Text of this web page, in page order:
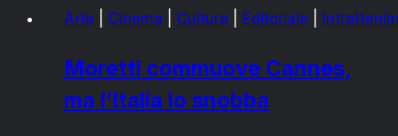
AL
“LA
NOTTE
Arte Cinema Cultura Editoriale
Moretti commuove Cannes,
ma l’Italia lo snobba